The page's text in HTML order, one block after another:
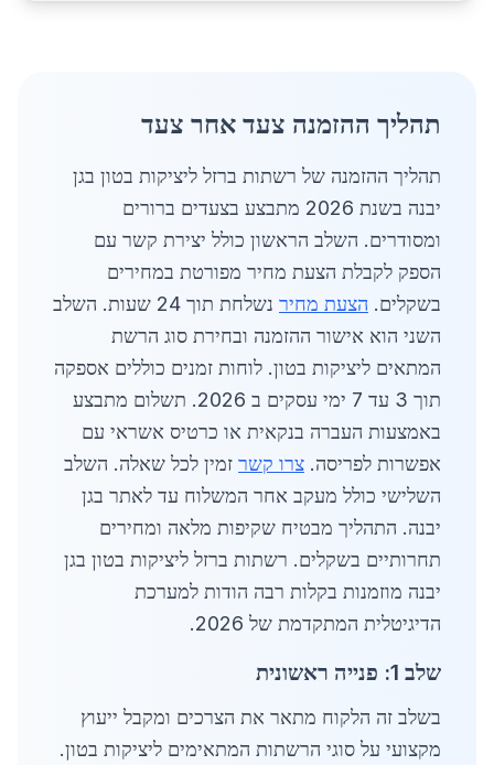
תהליך ההזמנה צעד אחר צעד
תהליך ההזמנה של רשתות ברזל ליציקות בטון בגן
יבנה בשנת 2026 מתבצע בצעדים ברורים
ומסודרים. השלב הראשון כולל יצירת קשר עם
הספק לקבלת הצעת מחיר מפורטת במחירים
בשקלים. הצעת מחיר
נשלחת תוך 24 שעות. השלב
השני הוא אישור ההזמנה ובחירת סוג הרשת
המתאים ליציקות בטון. לוחות זמנים כוללים אספקה
תוך 3 עד 7 ימי עסקים ב 2026. תשלום מתבצע
באמצעות העברה בנקאית או כרטיס אשראי עם
אפשרות לפריסה. צרו קשר זמין לכל שאלה. השלב
השלישי כולל מעקב אחר המשלוח עד לאתר בגן
יבנה. התהליך מבטיח שקיפות מלאה ומחירים
תחרותיים בשקלים. רשתות ברזל ליציקות בטון בגן
יבנה מוזמנות בקלות רבה הודות למערכת
הדיגיטלית המתקדמת של 2026.
שלב 1: פנייה ראשונית
בשלב זה הלקוח מתאר את הצרכים ומקבל ייעוץ
מקצועי על סוגי הרשתות המתאימים ליציקות בטון.